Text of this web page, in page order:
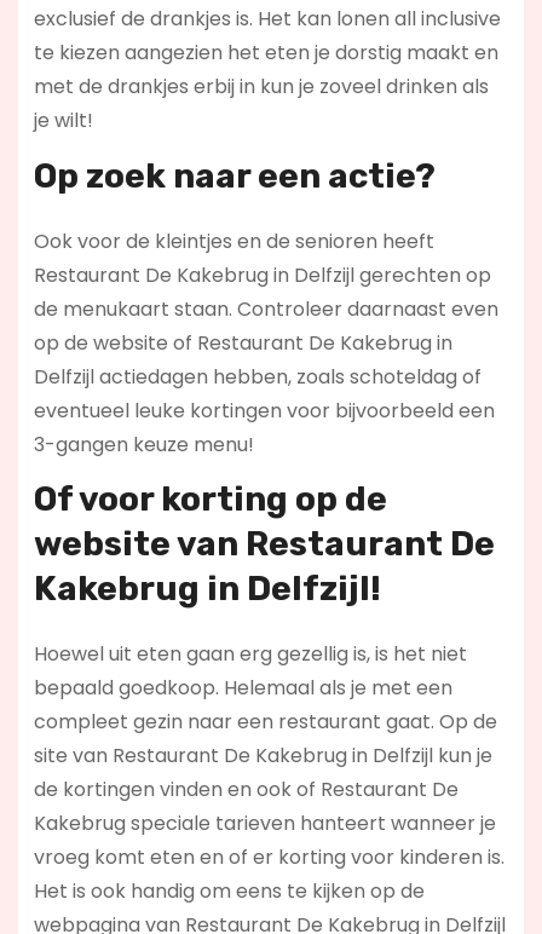
exclusief de drankjes is. Het kan lonen all inclusive
te kiezen aangezien het eten je dorstig maakt en
met de drankjes erbij in kun je zoveel drinken als
je wilt!
Op zoek naar een actie?
Ook voor de kleintjes en de senioren heeft
Restaurant De Kakebrug in Delfzijl gerechten op
de menukaart staan. Controleer daarnaast even
op de website of Restaurant De Kakebrug in
Delfzijl actiedagen hebben, zoals schoteldag of
eventueel leuke kortingen voor bijvoorbeeld een
3-gangen keuze menu!
Of voor korting op de
website van Restaurant De
Kakebrug in Delfzijl!
Hoewel uit eten gaan erg gezellig is, is het niet
bepaald goedkoop. Helemaal als je met een
compleet gezin naar een restaurant gaat. Op de
site van Restaurant De Kakebrug in Delfzijl kun je
de kortingen vinden en ook of Restaurant De
Kakebrug speciale tarieven hanteert wanneer je
vroeg komt eten en of er korting voor kinderen is.
Het is ook handig om eens te kijken op de
webpagina van Restaurant De Kakebrug in Delfzijl